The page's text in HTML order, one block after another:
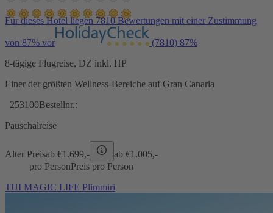
Für dieses Hotel liegen 7810 Bewertungen mit einer Zustimmung
von 87% vor (7810) 87%
8-tägige Flugreise, DZ inkl. HP
Einer der größten Wellness-Bereiche auf Gran Canaria
253100Bestellnr.:
Pauschalreise
Alter Preisab €1.699,- ab €1.005,-
pro PersonPreis pro Person
TUI MAGIC LIFE Plimmiri